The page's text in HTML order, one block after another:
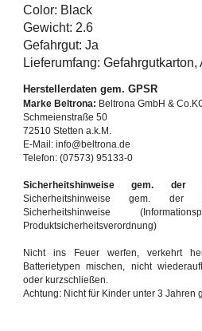
Color: Black
Gewicht: 2.6
Gefahrgut: Ja
Lieferumfang: Gefahrgutkarton,
Herstellerdaten gem. GPSR
Marke Beltrona: Beltrona GmbH &
Schmeienstraße 50
72510 Stetten a.k.M.
E-Mail: info@beltrona.de
Telefon: (07573) 95133-0
Sicherheitshinweise gem. der
Sicherheitshinweise gem. der
Sicherheitshinweise
Produktsicherheitsverordnung)
Nicht ins Feuer werfen, verkehrt
Batterietypen mischen, nicht
oder kurzschließen.
Achtung: Nicht für Kinder unter 3 Jahren